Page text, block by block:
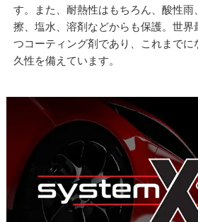
す。また、耐熱性はもちろん、酸性
擦、塩水、溶剤などからも保護。世
つコーティング剤であり、これまで
久性を備えています。